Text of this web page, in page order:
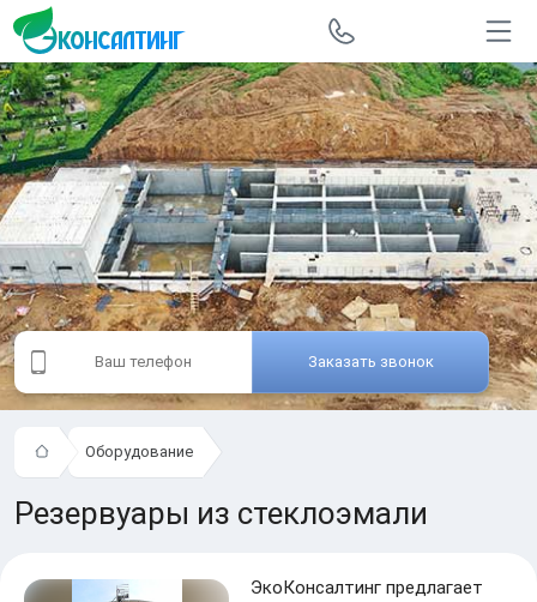
Заказать звонок
Оборудование
Резервуары из стеклоэмали
ЭкоКонсалтинг предлагает